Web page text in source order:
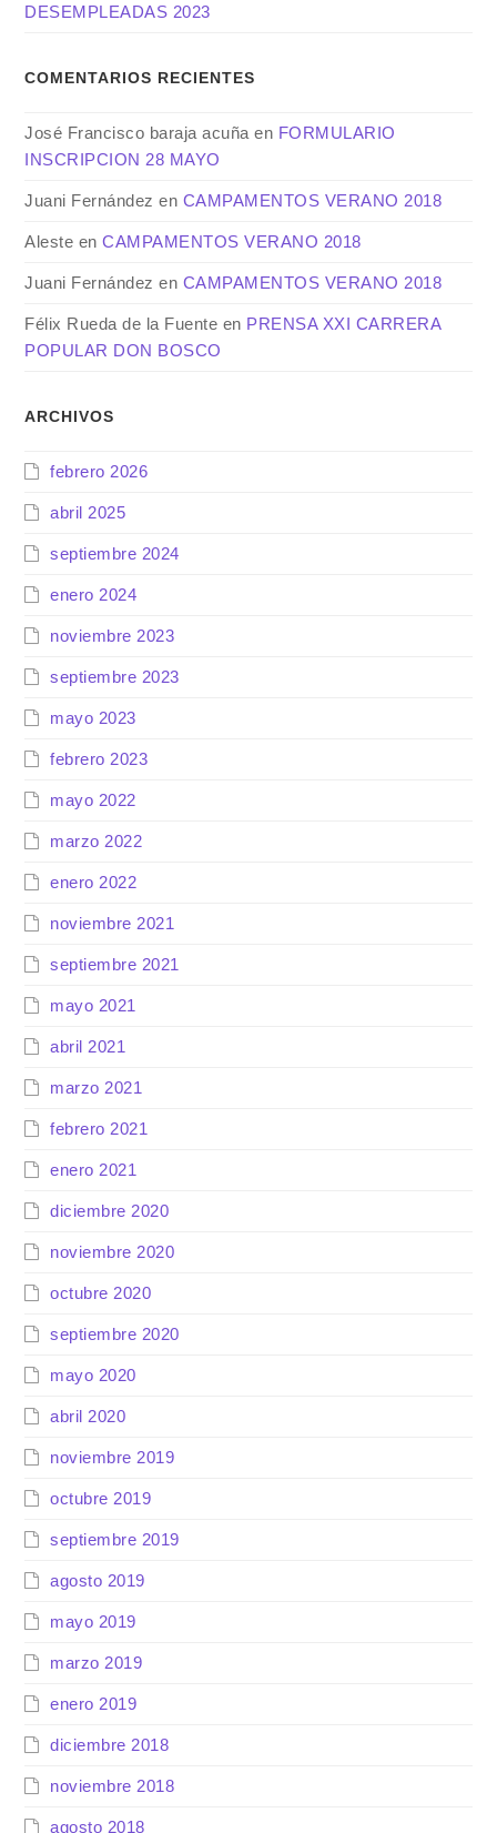
DESEMPLEADAS 2023
COMENTARIOS RECIENTES
José Francisco baraja acuña en FORMULARIO
INSCRIPCION 28 MAYO
Juani Fernández en CAMPAMENTOS VERANO 2018
Aleste enCAMPAMENTOS VERANO 2018
Juani Fernández en CAMPAMENTOS VERANO 2018
Félix Rueda de la Fuente en PRENSA XXI CARRERA
POPULAR DON BOSCO
ARCHIVOS
febrero 2026
abril 2025
septiembre 2024
enero 2024
noviembre 2023
septiembre 2023
mayo 2023
febrero 2023
mayo 2022
marzo 2022
enero 2022
noviembre 2021
septiembre 2021
mayo 2021
abril 2021
marzo 2021
febrero 2021
enero 2021
diciembre 2020
noviembre 2020
octubre 2020
septiembre 2020
mayo 2020
abril 2020
noviembre 2019
octubre 2019
septiembre 2019
agosto 2019
mayo 2019
marzo 2019
enero 2019
diciembre 2018
noviembre 2018
agosto 2018